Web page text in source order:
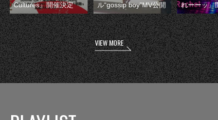
Cultures』開催決定
ル“gossip boy”MV公開
れーーッ』
VIEW MORE